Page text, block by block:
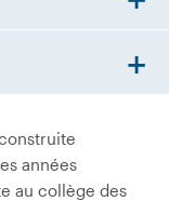
années
au collège des